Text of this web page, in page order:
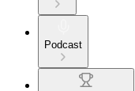
Podcast